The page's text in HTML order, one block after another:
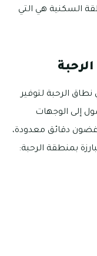
السكنية هي التي
الرحبة لتوفير
إلى الوجهات
غضون دقائق معدودة،
بمنطقة الرحبة: